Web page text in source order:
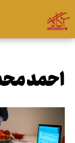
احمد